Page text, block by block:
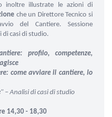
inoltre illustrate le azioni di
che un Direttore Tecnico si
del Cantiere. Sessione
di casi di studio.
profilo, competenze,
come avviare il cantiere, lo
" – Analisi di casi di studio
14,30 - 18,30